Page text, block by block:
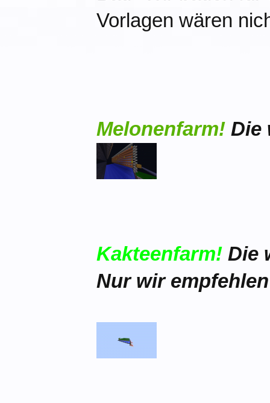
Vorlagen wären
Melonenfarm! Die
Kakteenfarm! Die
Nur wir